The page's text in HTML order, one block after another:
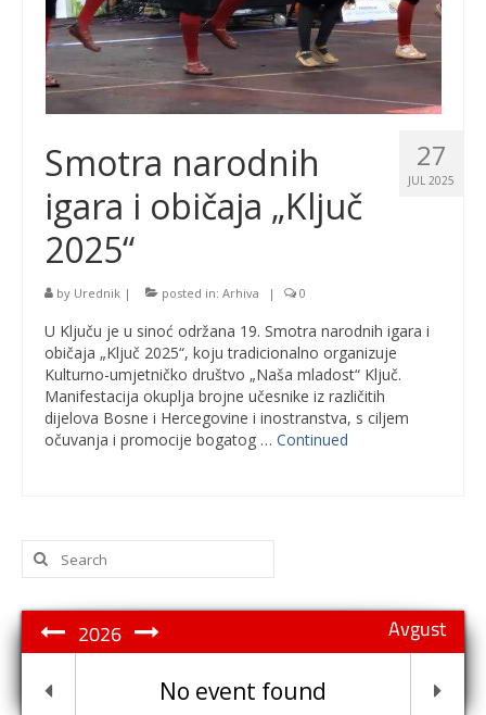
27
JUL 2025
Smotra narodnih
igara i običaja „Ključ
2025“
by Urednik | posted in: Arhiva | 0
U Ključu je u sinoć održana 19. Smotra narodnih igara i
običaja „Ključ 2025“, koju tradicionalno organizuje
Kulturno-umjetničko društvo „Naša mladost“ Ključ.
Manifestacija okuplja brojne učesnike iz različitih
dijelova Bosne i Hercegovine i inostranstva, s ciljem
očuvanja i promocije bogatog … Continued
Search
for:
Avgust
2026
No event found